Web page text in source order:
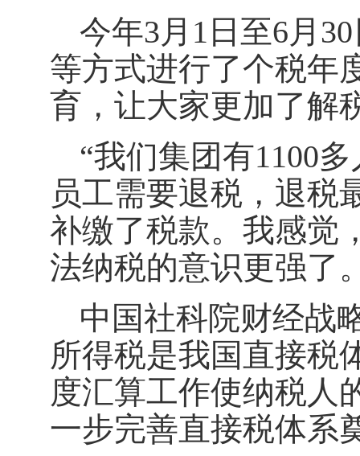
今年3月1日至6月
等方式进行了个税年
育，让大家更加了解
“我们集团有1100
员工需要退税，退税
补缴了税款。我感觉
法纳税的意识更强了
中国社科院财经战
所得税是我国直接税
度汇算工作使纳税人
一步完善直接税体系